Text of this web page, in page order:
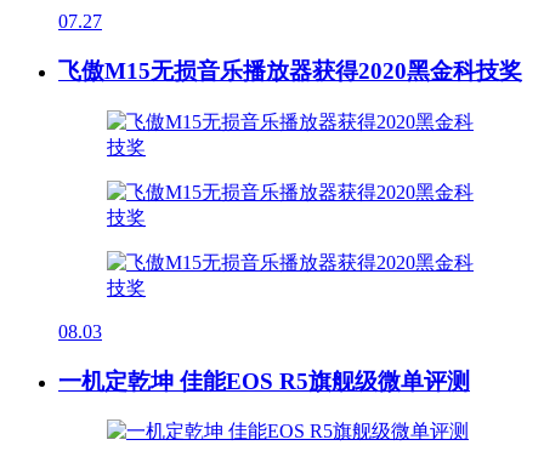
07.27
飞傲M15无损音乐播放器获得2020黑金科技奖
08.03
一机定乾坤 佳能EOS R5旗舰级微单评测